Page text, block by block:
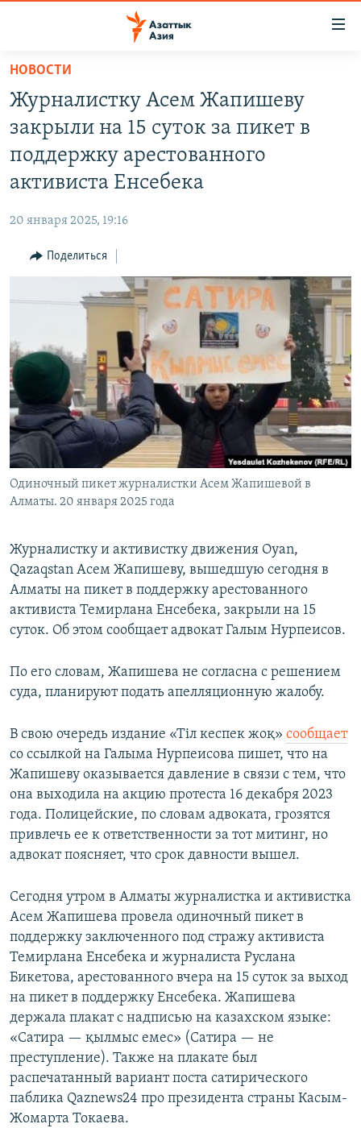
Вернуться
основному
содержанию
Вернутся
главной
Вернутся
поиску
КАЗАХСТАН
НОВОСТИ
ВОЙНА В УКРАИНЕ
НА ДРУГИХ ЯЗЫКАХ
КЫРГЫЗЧА
ЎЗБЕКЧА
ПОДПИШИТЕСЬ НА НАС В СОЦСЕТЯХ
Все сайты РСЕ/РС
НОВОСТИ
Журналистку Асем Жапишеву
закрыли на 15 суток за пикет в
поддержку арестованного
активиста Енсебека
20 января 2025, 19:16
Поделиться
Одиночный пикет журналистки Асем Жапишевой в
Алматы. 20 января 2025 года
Журналистку и активистку движения Oyan,
Qazaqstan Асем Жапишеву, вышедшую сегодня в
Алматы на пикет в поддержку арестованного
активиста Темирлана Енсебека, закрыли на 15
суток. Об этом сообщает адвокат Галым Нурпеисов.
По его словам, Жапишева не согласна с решением
суда, планируют подать апелляционную жалобу.
В свою очередь издание «Тіл кеспек жоқ» сообщает
со ссылкой на Галыма Нурпеисова пишет, что на
Жапишеву оказывается давление в связи с тем, что
она выходила на акцию протеста 16 декабря 2023
года. Полицейские, по словам адвоката, грозятся
привлечь ее к ответственности за тот митинг, но
адвокат поясняет, что срок давности вышел.
Сегодня утром в Алматы журналистка и активистка
Асем Жапишева провела одиночный пикет в
поддержку заключенного под стражу активиста
Темирлана Енсебека и журналиста Руслана
Бикетова, арестованного вчера на 15 суток за выход
на пикет в поддержку Енсебека. Жапишева
держала плакат с надписью на казахском языке:
«Сатира — қылмыс емес» (Сатира — не
преступление). Также на плакате был
распечатанный вариант поста сатирического
паблика Qaznews24 про президента страны Касым-
Жомарта Токаева.